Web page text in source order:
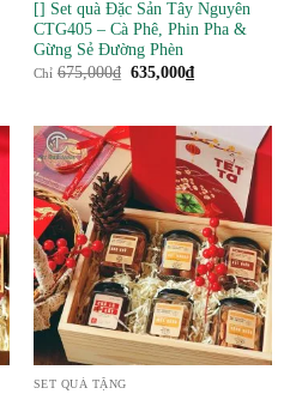
[] Set quà Đặc Sản Tây Nguyên
CTG405 – Cà Phê, Phin Pha &
Gừng Sẻ Đường Phèn
Chỉ 675,000₫ Giá
635,000₫Giá
hiện
635,000₫.
SET QUÀ TẶNG